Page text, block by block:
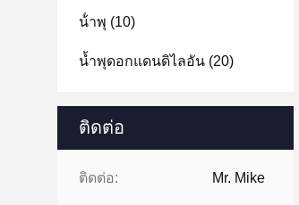
น้ําพุ (10)
น้ำพุดอกแดนดิไลอัน (20)
ติดต่อ
ติดต่อ: Mr. Mike